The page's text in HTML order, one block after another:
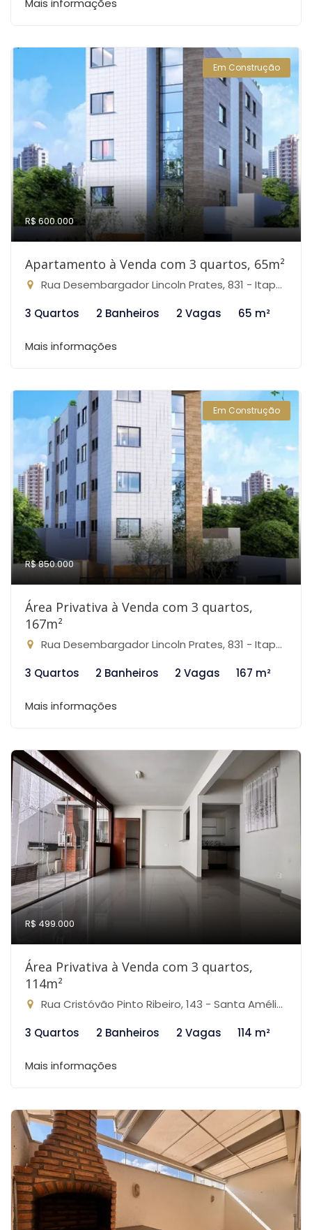
Mais informações
Em Construção
R$ 600.000
Apartamento à Venda com 3 quartos, 65m²
Rua Desembargador Lincoln Prates, 831 - Itapoã, Belo Horizonte-MG
3 Quartos
2 Banheiros 2 Vagas 65 m²
Mais informações
Em Construção
R$ 850.000
Área Privativa à Venda com 3 quartos,
167m²
Rua Desembargador Lincoln Prates, 831 - Itapoã, Belo Horizonte-MG
3 Quartos
2 Banheiros 2 Vagas 167 m²
Mais informações
R$ 499.000
Área Privativa à Venda com 3 quartos,
114m²
Rua Cristóvão Pinto Ribeiro, 143 - Santa Amélia, Belo Horizonte-MG
3 Quartos
2 Banheiros 2 Vagas 114 m²
Mais informações